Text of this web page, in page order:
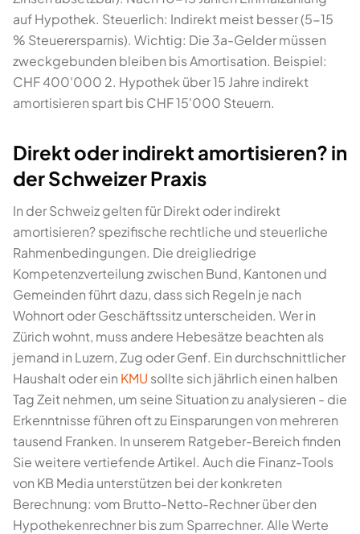
auf Hypothek. Steuerlich: Indirekt meist besser (5-15
% Steuerersparnis). Wichtig: Die 3a-Gelder müssen
zweckgebunden bleiben bis Amortisation. Beispiel:
CHF 400'000 2. Hypothek über 15 Jahre indirekt
amortisieren spart bis CHF 15'000 Steuern.
Direkt oder indirekt amortisieren? in
der Schweizer Praxis
In der Schweiz gelten für Direkt oder indirekt
amortisieren? spezifische rechtliche und steuerliche
Rahmenbedingungen. Die dreigliedrige
Kompetenzverteilung zwischen Bund, Kantonen und
Gemeinden führt dazu, dass sich Regeln je nach
Wohnort oder Geschäftssitz unterscheiden. Wer in
Zürich wohnt, muss andere Hebesätze beachten als
jemand in Luzern, Zug oder Genf. Ein durchschnittlicher
Haushalt oder ein KMU sollte sich jährlich einen halben
Tag Zeit nehmen, um seine Situation zu analysieren - die
Erkenntnisse führen oft zu Einsparungen von mehreren
tausend Franken. In unserem Ratgeber-Bereich finden
Sie weitere vertiefende Artikel. Auch die Finanz-Tools
von KB Media unterstützen bei der konkreten
Berechnung: vom Brutto-Netto-Rechner über den
Hypothekenrechner bis zum Sparrechner. Alle Werte